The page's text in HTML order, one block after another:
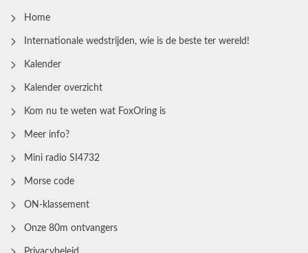
Home
Internationale wedstrijden, wie is de beste ter wereld!
Kalender
Kalender overzicht
Kom nu te weten wat FoxOring is
Meer info?
Mini radio SI4732
Morse code
ON-klassement
Onze 80m ontvangers